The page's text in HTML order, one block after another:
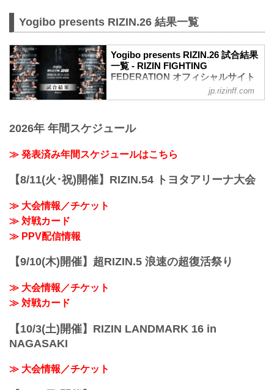
で、むちゃくちゃ体力使いましたね。
——RIZIN4連戦目でしたが、身体はダメ
試合後インタビュー
——試合後の率直な感想をお聞かせくだ
さい。
スゲー嬉しいです。
——久しぶりの格闘技で、久しぶりRIZIN
ナにて開催された、Yogibo presents
RIZIN.26出場選手たちの試合後インタビ
ューを公開！
倉本一真「やるからには上を目指して」
Yogibo presents RIZIN 26 倉本一真 試合
後インタビュー
——試合後の率直な感想をお聞かせくだ
初めてのRIZINで緊張はありましたが、勝
間が掛かっての出場となりましたが、大
Yogibo presents RIZIN.26 結果一覧
Yogibo presents RIZIN.26 試合結果
一覧 - RIZIN FIGHTING
FEDERATION オフィシャルサイト
第15試合／バンタム級タイトルマッチ 朝
※肘あり
1R 2分48秒 TKO（レフェリーストップ：
≫ 試合結果詳細
第14試合／スペシャルワンマッチ 那須川
ペットジャルーンウィット（L...
jp.rizinff.com
2026年 年間スケジュール
≫ 発表済み年間スケジュールはこちら
【8/11(火･祝)開催】RIZIN.54 トヨタアリーナ大会
≫ 大会情報／チケット
≫ 対戦カード
≫ PPV配信情報
【9/10(木)開催】超RIZIN.5 浪速の超復活祭り
≫ 大会情報／チケット
≫ 対戦カード
【10/3(土)開催】RIZIN LANDMARK 16 in
NAGASAKI
≫ 大会情報／チケット